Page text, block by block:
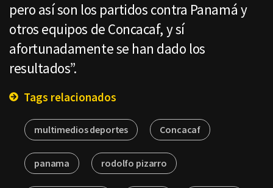
pero así son los partidos contra Panamá y
otros equipos de Concacaf, y sí
afortunadamente se han dado los
resultados”.
Tags relacionados
multimedios deportes Concacaf
panama rodolfo pizarro